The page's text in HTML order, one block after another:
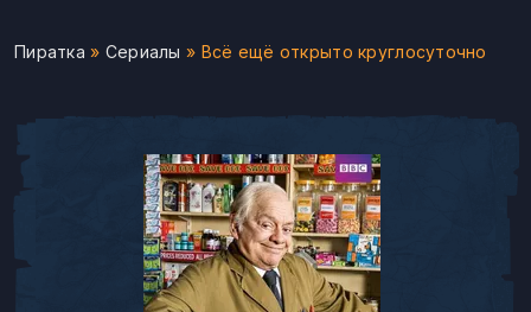
Пиратка » Сериалы » Всё ещё открыто круглосуточно